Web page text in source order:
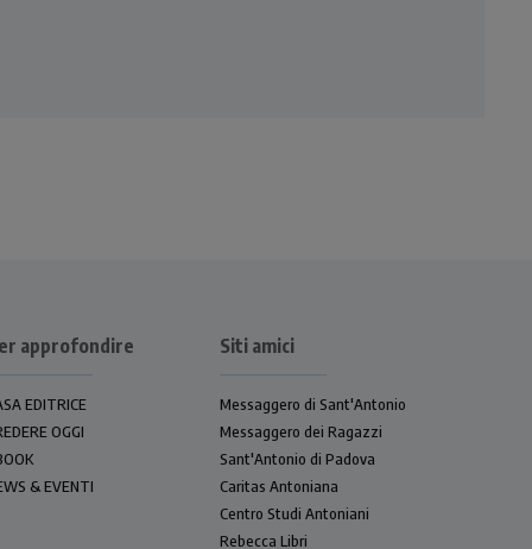
approfondire
EDITRICE
OGGI
& EVENTI
Siti amici
Messaggero di Sant'Antonio
Messaggero dei Ragazzi
Sant'Antonio di Padova
Caritas Antoniana
Centro Studi Antoniani
Rebecca Libri